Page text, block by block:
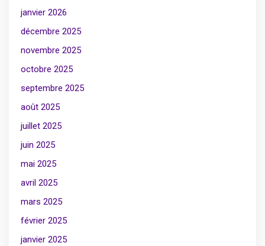
janvier 2026
décembre 2025
novembre 2025
octobre 2025
septembre 2025
août 2025
juillet 2025
juin 2025
mai 2025
avril 2025
mars 2025
février 2025
janvier 2025